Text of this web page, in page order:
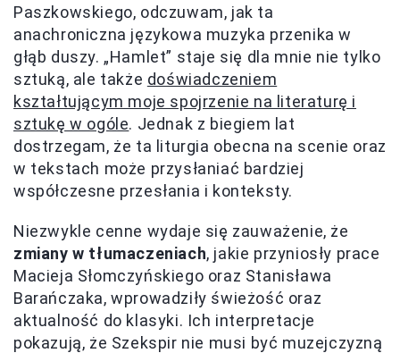
Paszkowskiego, odczuwam, jak ta
anachroniczna językowa muzyka przenika w
głąb duszy. „Hamlet” staje się dla mnie nie tylko
sztuką, ale także doświadczeniem
kształtującym moje spojrzenie na literaturę i
sztukę w ogóle. Jednak z biegiem lat
dostrzegam, że ta liturgia obecna na scenie oraz
w tekstach może przysłaniać bardziej
współczesne przesłania i konteksty.
Niezwykle cenne wydaje się zauważenie, że
zmiany w tłumaczeniach, jakie przyniosły prace
Macieja Słomczyńskiego oraz Stanisława
Barańczaka, wprowadziły świeżość oraz
aktualność do klasyki. Ich interpretacje
pokazują, że Szekspir nie musi być muzejczyzną